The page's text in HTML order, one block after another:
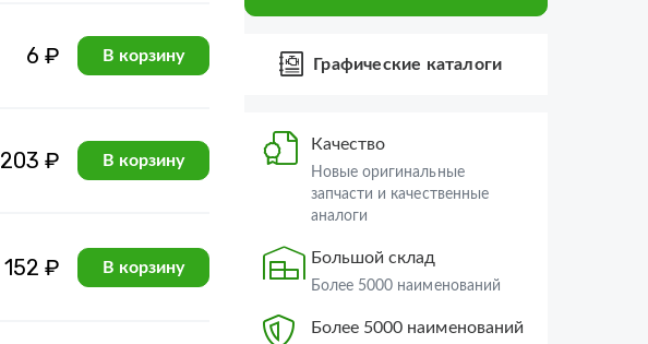
6 ₽ В корзину
203 ₽ В корзину
152 ₽ В корзину
УРАЛ-44202-3511-80
УРАЛ-4320-80М/82М
УРАЛ-44202-3511-80М
запчасти и качественные
аналоги
Большой склад
изготовителя